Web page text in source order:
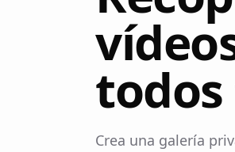
Crea una galería